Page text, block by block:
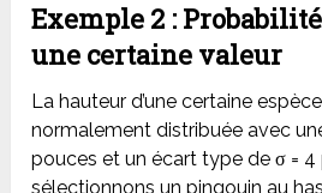
Exemple 2 :
une certaine valeur
La hauteur d’une certaine
normalement distribuée avec
pouces et un écart type de σ = 4
sélectionnons un pingouin au